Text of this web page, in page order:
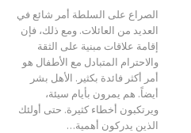
الصراع على السلطة أمر شائع في
العديد من العائلات. ومع ذلك، فإن
إقامة علاقات مبنية على الثقة
والاحترام المتبادل مع الأطفال هو
أمر أكثر فائدة بكثير. الأهل بشر
أيضاً. هم يمرون بأيام سيئة،
ويرتكبون أخطاء كثيرة. حتى أولئك
الذين يدركون أهمية…